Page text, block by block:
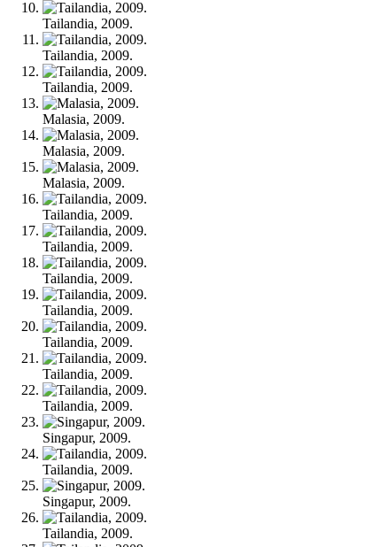
Tailandia, 2009.
Tailandia, 2009.
Tailandia, 2009.
Malasia, 2009.
Malasia, 2009.
Malasia, 2009.
Tailandia, 2009.
Tailandia, 2009.
Tailandia, 2009.
Tailandia, 2009.
Tailandia, 2009.
Tailandia, 2009.
Tailandia, 2009.
Singapur, 2009.
Tailandia, 2009.
Singapur, 2009.
Tailandia, 2009.